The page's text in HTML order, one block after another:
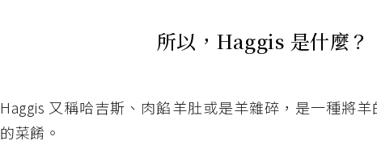
所以，Haggis 是什麼？
Haggis 又稱哈吉斯、肉餡羊肚或是羊雜碎，是一種將
的菜餚。